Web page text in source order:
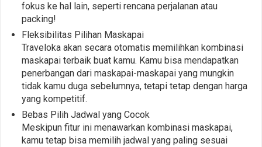
fokus ke hal lain, seperti rencana perjalanan atau
packing!
Fleksibilitas Pilihan Maskapai
Traveloka akan secara otomatis memilihkan kombinasi
maskapai terbaik buat kamu. Kamu bisa mendapatkan
penerbangan dari maskapai-maskapai yang mungkin
tidak kamu duga sebelumnya, tetapi tetap dengan harga
yang kompetitif.
Bebas Pilih Jadwal yang Cocok
Meskipun fitur ini menawarkan kombinasi maskapai,
kamu tetap bisa memilih jadwal yang paling sesuai